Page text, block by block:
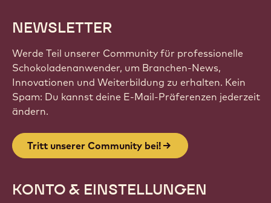
NEWSLETTER
Werde Teil unserer Community für professionelle
Schokoladenanwender, um Branchen-News,
Innovationen und Weiterbildung zu erhalten. Kein
Spam: Du kannst deine E-Mail-Präferenzen jederzeit
ändern.
Tritt unserer Community bei!
KONTO & EINSTELLUNGEN